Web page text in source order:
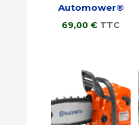
Automower®
69,00€ TTC